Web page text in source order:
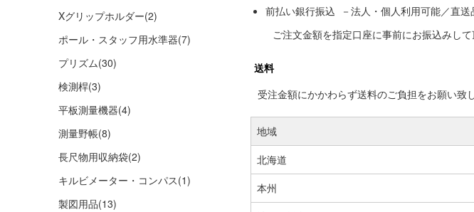
Xグリップホルダー(2)
ポール・スタッフ用水準器(7)
プリズム(30)
検測桿(3)
平板測量機器(4)
測量野帳(8)
長尺物用収納袋(2)
キルビメーター・コンパス(1)
製図用品(13)
前払い銀行振込 －法人・個人利用可能／直送
ご注文金額を指定口座に事前にお振込みして
送料
受注金額にかかわらず送料のご負担をお願い致
地域
北海道
本州